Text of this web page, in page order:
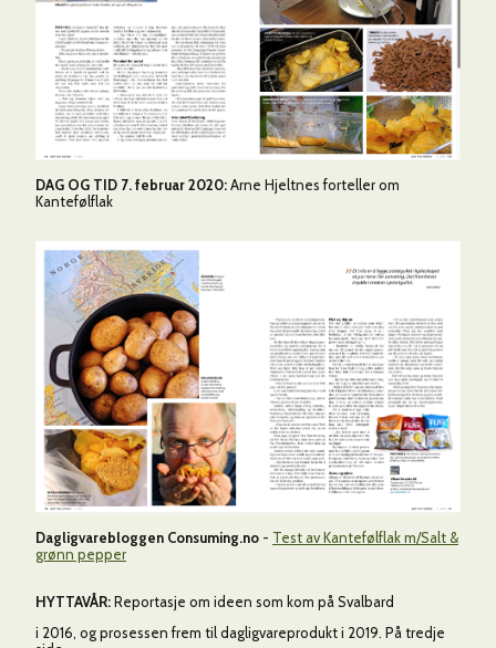
DAG OG TID 7. februar 2020:Arne Hjeltnes forteller om
Kantefølflak
Dagligvarebloggen Consuming.no - Test av Kantefølflak m/Salt &
grønn pepper
HYTTAVÅR:Reportasje om ideen som kom på Svalbard
i 2016, og prosessen frem til dagligvareprodukt i 2019. På tredje